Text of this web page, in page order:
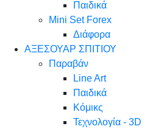
Παιδικά
Mini Set Forex
Διάφορα
ΑΞΕΣΟΥΑΡ ΣΠΙΤΙΟΥ
Παραβάν
Line Art
Παιδικά
Κόμικς
Τεχνολογία - 3D